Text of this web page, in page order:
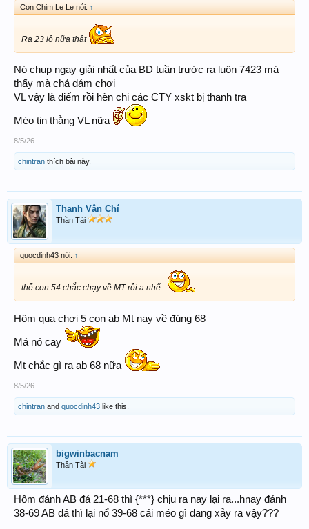
Con Chim Le Le nói: ↑
Ra 23 lô nữa thật
Nó chụp ngay giải nhất của BD tuần trước ra luôn 7423 má
thấy mà chả dám chơi
VL vậy là điếm rồi hèn chi các CTY xskt bị thanh tra
Méo tin thằng VL nữa
8/5/26
chintran thích bài này.
Thanh Vân Chí
Thần Tài
quocdinh43 nói: ↑
thế con 54 chắc chạy về MT rồi a nhể
Hôm qua chơi 5 con ab Mt nay về đúng 68
Má nó cay
Mt chắc gì ra ab 68 nữa
8/5/26
chintran and quocdinh43 like this.
bigwinbacnam
Thần Tài
Hôm đánh AB đá 21-68 thì {***} chịu ra nay lại ra...hnay đánh
38-69 AB đá thì lại nổ 39-68 cái méo gì đang xảy ra vậy???